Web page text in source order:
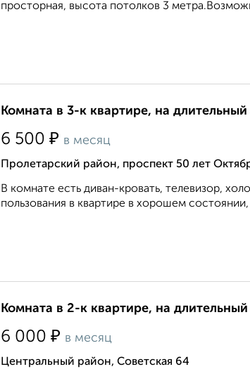
просторная, высота потолков 3
Комната в 3-к квартире, на
6 500 ₽ в месяц
Пролетарский район, проспект 50 лет
В комнате есть диван-кровать, телевизор,
пользования в квартире в хорошем
Комната в 2-к квартире, на
6 000 ₽ в месяц
Центральный район, Советская 64